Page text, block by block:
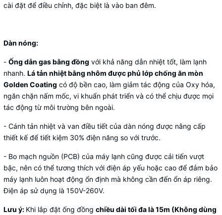
cài đặt để điều chỉnh, đặc biệt là vào ban đêm.
Dàn nóng:
- Ống dẫn gas bằng đồng với khả năng dẫn nhiệt tốt, làm lạnh
nhanh. Lá tản nhiệt bằng nhôm được phủ lớp chống ăn mòn
Golden Coating có độ bền cao, làm giảm tác động của Oxy hóa,
ngăn chặn nấm mốc, vi khuẩn phát triển và có thể chịu được mọi
tác động từ môi trường bên ngoài.
- Cánh tản nhiệt và van điều tiết của dàn nóng được nâng cấp
thiết kế để tiết kiệm 30% điện năng so với trước.
- Bo mạch nguồn (PCB) của máy lạnh cũng được cải tiến vượt
bậc, nên có thể tương thích với điện áp yếu hoặc cao để đảm bảo
máy lạnh luôn hoạt động ổn định mà không cần đến ổn áp riêng.
Điện áp sử dụng là 150V-260V.
Lưu ý: Khi lắp đặt ống đồng chiều dài tối đa là 15m (Không dùng